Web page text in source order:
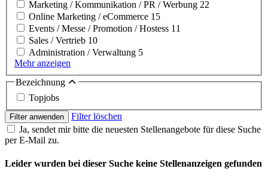
Marketing / Kommunikation / PR / Werbung 22
Online Marketing / eCommerce 15
Events / Messe / Promotion / Hostess 11
Sales / Vertrieb 10
Administration / Verwaltung 5
Mehr anzeigen
Bezeichnung
Topjobs
Filter anwenden
Filter löschen
Ja, sendet mir bitte die neuesten Stellenangebote für diese Suche
per E-Mail zu.
Leider wurden bei dieser Suche keine Stellenanzeigen gefunden